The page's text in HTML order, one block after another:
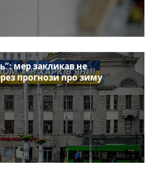
мер закликав не
прогнози про зиму